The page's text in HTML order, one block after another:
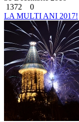
1372
0
LA MULTI ANI 2017!